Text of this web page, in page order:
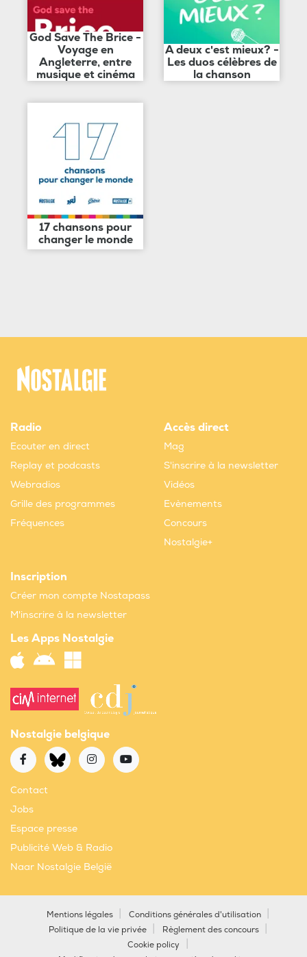
God Save The Brice -
Voyage en
Angleterre, entre
musique et cinéma
A deux c'est mieux? -
Les duos célèbres de
la chanson
17 chansons pour
changer le monde
Radio
Ecouter en direct
Replay et podcasts
Webradios
Grille des programmes
Fréquences
Accès direct
Mag
S'inscrire à la newsletter
Vidéos
Evènements
Concours
Nostalgie+
Inscription
Créer mon compte Nostapass
M'inscrire à la newsletter
Les Apps Nostalgie
Nostalgie belgique
Contact
Jobs
Espace presse
Publicité Web & Radio
Naar Nostalgie België
Mentions légales
Conditions générales d'utilisation
Politique de la vie privée
Règlement des concours
Cookie policy